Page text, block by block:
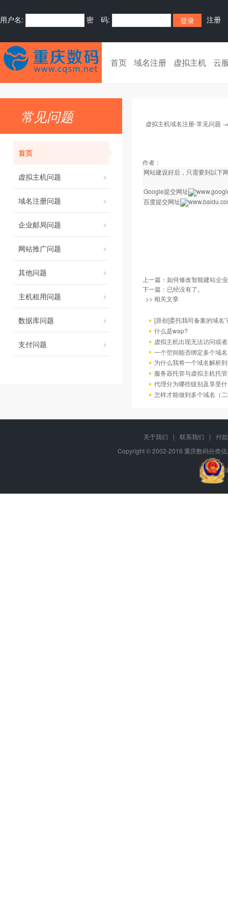
用户名: 密 码: 注册
首页 域名注册 虚拟主机 云
常见问题
首页
虚拟主机问题
域名注册问题
企业邮局问题
网站推广问题
其他问题
主机租用问题
数据库问题
支付问题
虚拟主机域名注册-常见问题
作者：
网站建设好后，只需要到以下
Google提交网址
百度提交网址
上一篇： 如何修改智能建站企
下一篇：已经没有了。
>> 相关文章
[原创]委托我司备案的域名
什么是wap?
虚拟主机出现无法访问或
一个空间能否绑定多个域
为什么我将一个域名解析
服务器托管与虚拟主机托
代理分为哪些级别及享受
怎样才能做到多个域名（
关于我们 | 联系我们 |
付
Copyright © 2002-2016 重庆数码分类